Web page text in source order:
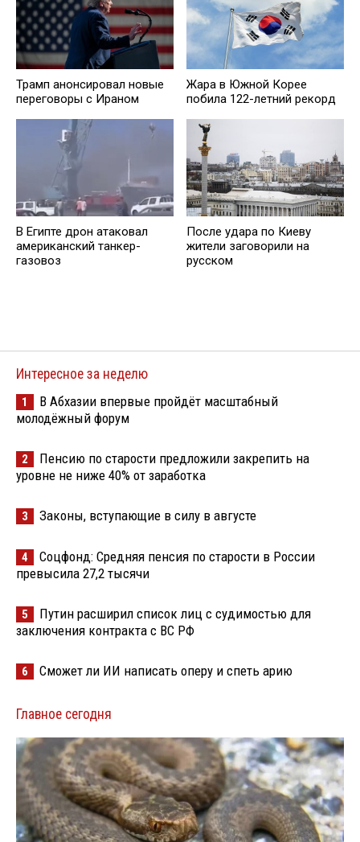
Трамп анонсировал новые
переговоры с Ираном
Жара в Южной Корее
побила 122-летний рекорд
В Египте дрон атаковал
американский танкер-
газовоз
После удара по Киеву
жители заговорили на
русском
Интересное за неделю
1
В Абхазии впервые пройдёт масштабный
молодёжный форум
2
Пенсию по старости предложили закрепить на
уровне не ниже 40% от заработка
3 Законы, вступающие в силу в августе
4
Соцфонд: Средняя пенсия по старости в России
превысила 27,2 тысячи
5
Путин расширил список лиц с судимостью для
заключения контракта с ВС РФ
6 Сможет ли ИИ написать оперу и спеть арию
Главное сегодня